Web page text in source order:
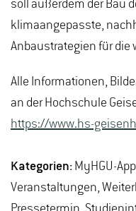
soll außerdem der Bau
klimaangepasste,
Anbaustrategien für die
Alle Informationen,
an der Hochschule
https://www.hs-
Kategorien: MyHGU-
Veranstaltungen,